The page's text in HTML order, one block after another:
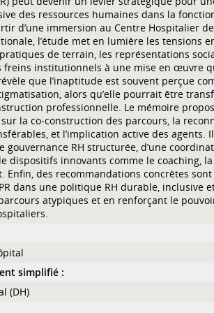
des ressources humaines dans la
d’une immersion au Centre Hospitalier
l’étude met en lumière les tensions
de terrain, les représentations
freins institutionnels à une mise en œuvre
révèle que l’inaptitude est souvent perçue
alors qu’elle pourrait être
professionnelle. Le mémoire
la co-construction des parcours, la
et l’implication active des agents.
gouvernance RH structurée, d’une
dispositifs innovants comme le coaching,
Enfin, des recommandations concrètes
dans une politique RH durable, inclusive
atypiques et en renforçant le
simplifié :
(DH)